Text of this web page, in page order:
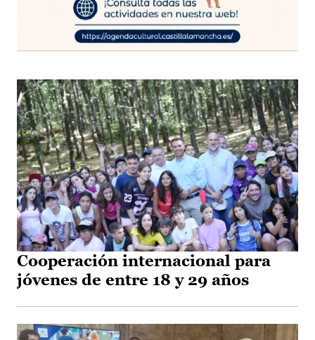
Cooperación internacional para
jóvenes de entre 18 y 29 años